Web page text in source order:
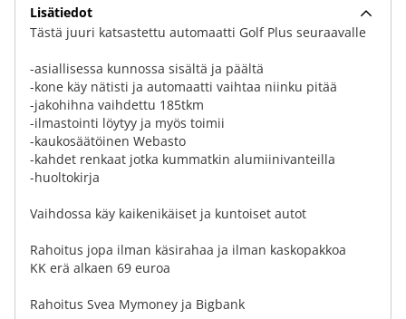
Lisätiedot
Tästä juuri katsastettu automaatti Golf Plus seuraavalle
-asiallisessa kunnossa sisältä ja päältä
-kone käy nätisti ja automaatti vaihtaa niinku pitää
-jakohihna vaihdettu 185tkm
-ilmastointi löytyy ja myös toimii
-kaukosäätöinen Webasto
-kahdet renkaat jotka kummatkin alumiinivanteilla
-huoltokirja
Vaihdossa käy kaikenikäiset ja kuntoiset autot
Rahoitus jopa ilman käsirahaa ja ilman kaskopakkoa
KK erä alkaen 69 euroa
Rahoitus Svea Mymoney ja Bigbank